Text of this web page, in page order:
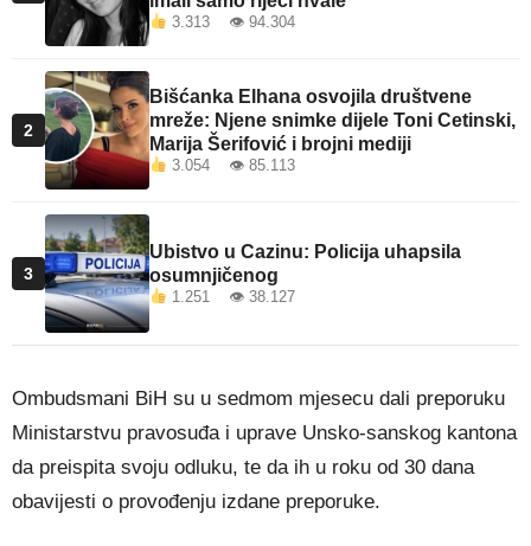
3.313 👁 94.304
2
Bišćanka Elhana osvojila društvene
mreže: Njene snimke dijele Toni Cetinski,
Marija Šerifović i brojni mediji
3.054 👁 85.113
3
Ubistvo u Cazinu: Policija uhapsila
osumnjičenog
1.251 👁 38.127
Ombudsmani BiH su u sedmom mjesecu dali preporuku
Ministarstvu pravosuđa i uprave Unsko-sanskog kantona
da preispita svoju odluku, te da ih u roku od 30 dana
obavijesti o provođenju izdane preporuke.